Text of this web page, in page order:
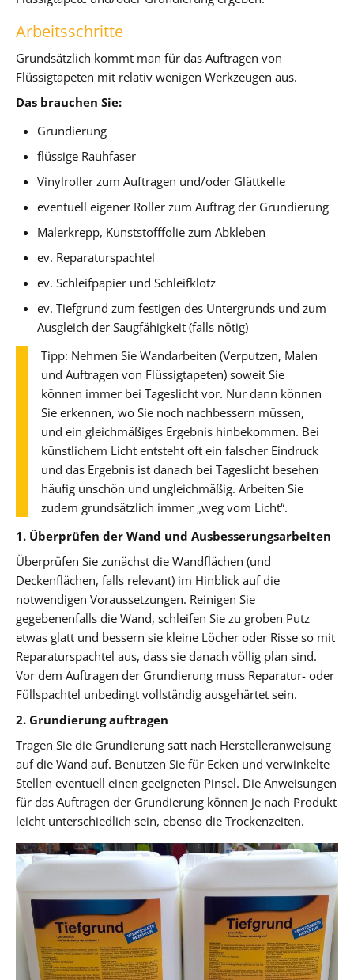
Arbeitsschritte
Grundsätzlich kommt man für das Auftragen von
Flüssigtapeten mit relativ wenigen Werkzeugen aus.
Das brauchen Sie:
Grundierung
flüssige Rauhfaser
Vinylroller zum Auftragen und/oder Glättkelle
eventuell eigener Roller zum Auftrag der Grundierung
Malerkrepp, Kunststofffolie zum Abkleben
ev. Reparaturspachtel
ev. Schleifpapier und Schleifklotz
ev. Tiefgrund zum festigen des Untergrunds und zum
Ausgleich der Saugfähigkeit (falls nötig)
Tipp: Nehmen Sie Wandarbeiten (Verputzen, Malen
und Auftragen von Flüssigtapeten) soweit Sie
können immer bei Tageslicht vor. Nur dann können
Sie erkennen, wo Sie noch nachbessern müssen,
und ein gleichmäßiges Ergebnis hinbekommen. Bei
künstlichem Licht entsteht oft ein falscher Eindruck
und das Ergebnis ist danach bei Tageslicht besehen
häufig unschön und ungleichmäßig. Arbeiten Sie
zudem grundsätzlich immer „weg vom Licht“.
1. Überprüfen der Wand und Ausbesserungsarbeiten
Überprüfen Sie zunächst die Wandflächen (und
Deckenflächen, falls relevant) im Hinblick auf die
notwendigen Voraussetzungen. Reinigen Sie
gegebenenfalls die Wand, schleifen Sie zu groben Putz
etwas glatt und bessern sie kleine Löcher oder Risse so mit
Reparaturspachtel aus, dass sie danach völlig plan sind.
Vor dem Auftragen der Grundierung muss Reparatur- oder
Füllspachtel unbedingt vollständig ausgehärtet sein.
2. Grundierung auftragen
Tragen Sie die Grundierung satt nach Herstelleranweisung
auf die Wand auf. Benutzen Sie für Ecken und verwinkelte
Stellen eventuell einen geeigneten Pinsel. Die Anweisungen
für das Auftragen der Grundierung können je nach Produkt
leicht unterschiedlich sein, ebenso die Trockenzeiten.